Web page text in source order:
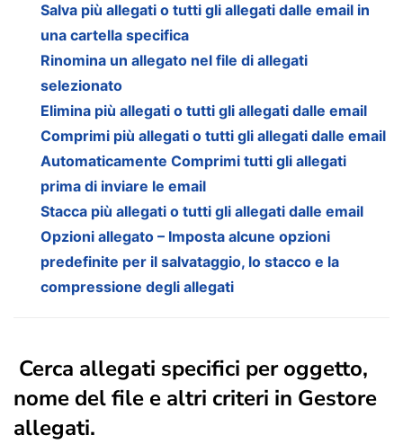
Salva più allegati o tutti gli allegati dalle email in
una cartella specifica
Rinomina un allegato nel file di allegati
selezionato
Elimina più allegati o tutti gli allegati dalle email
Comprimi più allegati o tutti gli allegati dalle email
Automaticamente Comprimi tutti gli allegati
prima di inviare le email
Stacca più allegati o tutti gli allegati dalle email
Opzioni allegato – Imposta alcune opzioni
predefinite per il salvataggio, lo stacco e la
compressione degli allegati
Cerca allegati specifici per oggetto,
nome del file e altri criteri in Gestore
allegati.